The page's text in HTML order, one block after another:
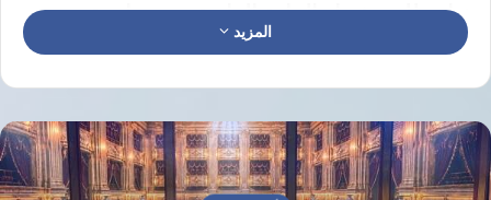
خيار طلب تفعيل المادة الرابعة من معاهدة
تأسيس حلف شمال الأطلسي الموقعة عام 1949
أو عدم تفعيلها.
وتنص هذه المادة على أن الحلفاء “يتشاورون في
ما بينهم كلما رأى أي منهم أن السلامة الإقليمية أو
المزيد